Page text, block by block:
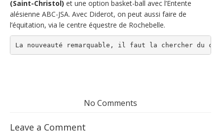
(Saint-Christol) et une option basket-ball avec l’Entente
alésienne ABC-JSA. Avec Diderot, on peut aussi faire de
l’équitation, via le centre équestre de Rochebelle.
La nouveauté remarquable, il faut la chercher du
No Comments
Leave a Comment